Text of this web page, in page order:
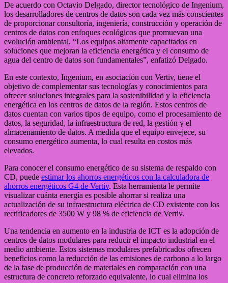
De acuerdo con Octavio Delgado, director tecnológico de Ingenium,
los desarrolladores de centros de datos son cada vez más conscientes
de proporcionar consultoría, ingeniería, construcción y operación de
centros de datos con enfoques ecológicos que promuevan una
evolución ambiental. “Los equipos altamente capacitados en
soluciones que mejoran la eficiencia energética y el consumo de
agua del centro de datos son fundamentales”, enfatizó Delgado.
En este contexto, Ingenium, en asociación con Vertiv, tiene el
objetivo de complementar sus tecnologías y conocimientos para
ofrecer soluciones integrales para la sostenibilidad y la eficiencia
energética en los centros de datos de la región. Estos centros de
datos cuentan con varios tipos de equipo, como el procesamiento de
datos, la seguridad, la infraestructura de red, la gestión y el
almacenamiento de datos. A medida que el equipo envejece, su
consumo energético aumenta, lo cual resulta en costos más
elevados.
Para conocer el consumo energético de su sistema de respaldo con
CD, puede estimar los ahorros energéticos con la calculadora de
ahorros energéticos G4 de Vertiv. Esta herramienta le permite
visualizar cuánta energía es posible ahorrar si realiza una
actualización de su infraestructura eléctrica de CD existente con los
rectificadores de 3500 W y 98 % de eficiencia de Vertiv.
Una tendencia en aumento en la industria de ICT es la adopción de
centros de datos modulares para reducir el impacto industrial en el
medio ambiente. Estos sistemas modulares prefabricados ofrecen
beneficios como la reducción de las emisiones de carbono a lo largo
de la fase de producción de materiales en comparación con una
estructura de concreto reforzado equivalente, lo cual elimina los